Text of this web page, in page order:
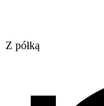
Z półką